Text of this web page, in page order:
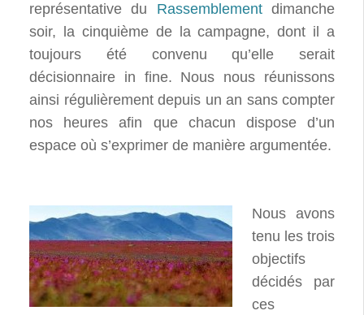
représentative du Rassemblementdimanche
soir, la cinquième de la campagne, dont il a
toujours été convenu qu’elle serait
décisionnaire in fine. Nous nous réunissons
ainsi régulièrement depuis un an sans compter
nos heures afin que chacun dispose d’un
espace où s’exprimer de manière argumentée.
Nous avons
tenu les trois
objectifs
décidés par
ces